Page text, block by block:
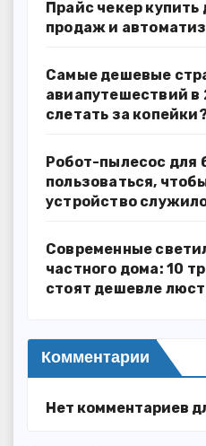
Прайс чекер купить
продаж и
Самые дешевые
авиапутешествий в
слетать за
Робот-пылесос для
пользоваться,
устройство
Современные
частного дома: 10
стоят дешевле
Комментарии
Нет комментариев